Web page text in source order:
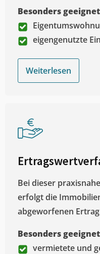
Besonders
eigengenutzte
Weiterlesen
Bei dieser
erfolgt die
abgeworfenen
Besonders
vermietete und